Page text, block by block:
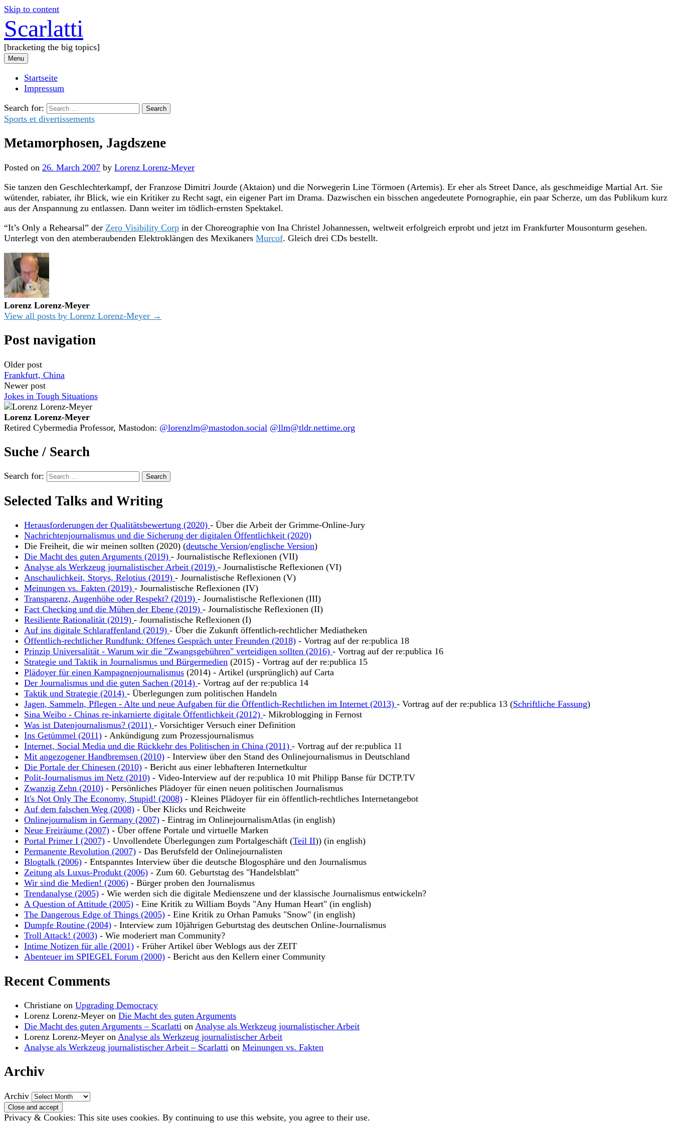
Skip to content
Scarlatti
[bracketing the big topics]
Menu
Startseite
Impressum
Search for:
Sports et divertissements
Metamorphosen, Jagdszene
Posted on 26. March 2007 by Lorenz Lorenz-Meyer
Sie tanzen den Geschlechterkampf, der Franzose Dimitri Jourde (Aktaion) und die Norwegerin Line Törmoen (Artemis). Er eher als Street Dance, als geschmeidige Martial Art. Sie
wütender, rabiater, ihr Blick, wie ein Kritiker zu Recht sagt, ein eigener Part im Drama. Dazwischen ein bisschen angedeutete Pornographie, ein paar Scherze, um das Publikum kurz
aus der Anspannung zu entlassen. Dann weiter im tödlich-ernsten Spektakel.
“It’s Only a Rehearsal” der Zero Visibility Corp in der Choreographie von Ina Christel Johannessen, weltweit erfolgreich erprobt und jetzt im Frankfurter Mousonturm gesehen.
Unterlegt von den atemberaubenden Elektroklängen des Mexikaners Murcof. Gleich drei CDs bestellt.
Lorenz Lorenz-Meyer
View all posts by Lorenz Lorenz-Meyer →
Post navigation
Older post
Frankfurt, China
Newer post
Jokes in Tough Situations
Lorenz Lorenz-Meyer
Retired Cybermedia Professor, Mastodon: @lorenzlm@mastodon.social @llm@tldr.nettime.org
Suche / Search
Search for:
Selected Talks and Writing
Herausforderungen der Qualitätsbewertung (2020) - Über die Arbeit der Grimme-Online-Jury
Nachrichtenjournalismus und die Sicherung der digitalen Öffentlichkeit (2020)
Die Freiheit, die wir meinen sollten (2020) (deutsche Version/englische Version)
Die Macht des guten Arguments (2019) - Journalistische Reflexionen (VII)
Analyse als Werkzeug journalistischer Arbeit (2019) - Journalistische Reflexionen (VI)
Anschaulichkeit, Storys, Relotius (2019) - Journalistische Reflexionen (V)
Meinungen vs. Fakten (2019) - Journalistische Reflexionen (IV)
Transparenz, Augenhöhe oder Respekt? (2019) - Journalistische Reflexionen (III)
Fact Checking und die Mühen der Ebene (2019) - Journalistische Reflexionen (II)
Resiliente Rationalität (2019) - Journalistische Reflexionen (I)
Auf ins digitale Schlaraffenland (2019) - Über die Zukunft öffentlich-rechtlicher Mediatheken
Öffentlich-rechtlicher Rundfunk: Offenes Gespräch unter Freunden (2018) - Vortrag auf der re:publica 18
Prinzip Universalität - Warum wir die "Zwangsgebühren" verteidigen sollten (2016) - Vortrag auf der re:publica 16
Strategie und Taktik in Journalismus und Bürgermedien (2015) - Vortrag auf der re:publica 15
Plädoyer für einen Kampagnenjournalismus (2014) - Artikel (ursprünglich) auf Carta
Der Journalismus und die guten Sachen (2014) - Vortrag auf der re:publica 14
Taktik und Strategie (2014) - Überlegungen zum politischen Handeln
Jagen, Sammeln, Pflegen - Alte und neue Aufgaben für die Öffentlich-Rechtlichen im Internet (2013) - Vortrag auf der re:publica 13 (Schriftliche Fassung)
Sina Weibo - Chinas re-inkarnierte digitale Öffentlichkeit (2012) - Mikroblogging in Fernost
Was ist Datenjournalismus? (2011) - Vorsichtiger Versuch einer Definition
Ins Getümmel (2011) - Ankündigung zum Prozessjournalismus
Internet, Social Media und die Rückkehr des Politischen in China (2011) - Vortrag auf der re:publica 11
Mit angezogener Handbremsen (2010) - Interview über den Stand des Onlinejournalismus in Deutschland
Die Portale der Chinesen (2010) - Bericht aus einer lebhafteren Internetkultur
Polit-Journalismus im Netz (2010) - Video-Interview auf der re:publica 10 mit Philipp Banse für DCTP.TV
Zwanzig Zehn (2010) - Persönliches Plädoyer für einen neuen politischen Journalismus
It's Not Only The Economy, Stupid! (2008) - Kleines Plädoyer für ein öffentlich-rechtliches Internetangebot
Auf dem falschen Weg (2008) - Über Klicks und Reichweite
Onlinejournalism in Germany (2007) - Eintrag im OnlinejournalismAtlas (in english)
Neue Freiräume (2007) - Über offene Portale und virtuelle Marken
Portal Primer I (2007) - Unvollendete Überlegungen zum Portalgeschäft (Teil II)) (in english)
Permanente Revolution (2007) - Das Berufsfeld der Onlinejournalisten
Blogtalk (2006) - Entspanntes Interview über die deutsche Blogosphäre und den Journalismus
Zeitung als Luxus-Produkt (2006) - Zum 60. Geburtstag des "Handelsblatt"
Wir sind die Medien! (2006) - Bürger proben den Journalismus
Trendanalyse (2005) - Wie werden sich die digitale Medienszene und der klassische Journalismus entwickeln?
A Question of Attitude (2005) - Eine Kritik zu William Boyds "Any Human Heart" (in english)
The Dangerous Edge of Things (2005) - Eine Kritik zu Orhan Pamuks "Snow" (in english)
Dumpfe Routine (2004) - Interview zum 10jährigen Geburtstag des deutschen Online-Journalismus
Troll Attack! (2003) - Wie moderiert man Community?
Intime Notizen für alle (2001) - Früher Artikel über Weblogs aus der ZEIT
Abenteuer im SPIEGEL Forum (2000) - Bericht aus den Kellern einer Community
Recent Comments
Christiane on Upgrading Democracy
Lorenz Lorenz-Meyer on Die Macht des guten Arguments
Die Macht des guten Arguments – Scarlatti on Analyse als Werkzeug journalistischer Arbeit
Lorenz Lorenz-Meyer on Analyse als Werkzeug journalistischer Arbeit
Analyse als Werkzeug journalistischer Arbeit – Scarlatti on Meinungen vs. Fakten
Archiv
Archiv
Privacy & Cookies: This site uses cookies. By continuing to use this website, you agree to their use.